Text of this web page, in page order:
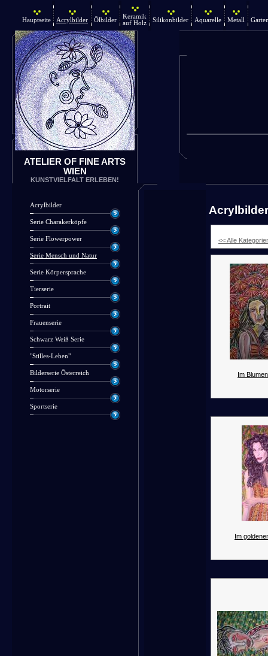
Hauptseite Acrylbilder Ölbilder
Keramik
auf Holz
Silikonbilder Aquarelle Metall
ATELIER OF FINE ARTS
WIEN
KUNSTVIELFALT ERLEBEN!
Acrylbilder
Serie Charakerköpfe
Serie Flowerpower
Serie Mensch und Natur
Serie Körpersprache
Tierserie
Portrait
Frauenserie
Schwarz Weiß Serie
"Stilles-Leben"
Bilderserie Österreich
Motorserie
Sportserie
Acrylbilder
<< Alle
Im
Im